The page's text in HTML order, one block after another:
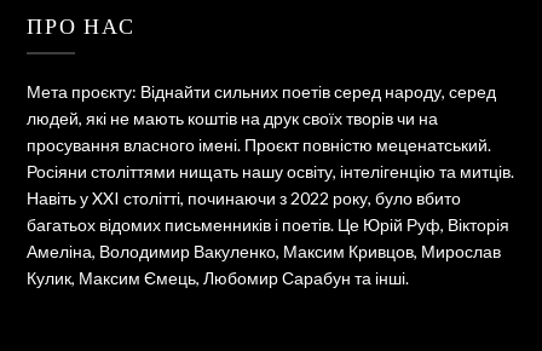
ПРО НАС
Мета проєкту: Віднайти сильних поетів серед народу, серед
людей, які не мають коштів на друк своїх творів чи на
просування власного імені. Проєкт повністю меценатський.
Росіяни століттями нищать нашу освіту, інтелігенцію та митців.
Навіть у XXI столітті, починаючи з 2022 року, було вбито
багатьох відомих письменників і поетів. Це Юрій Руф, Вікторія
Амеліна, Володимир Вакуленко, Максим Кривцов, Мирослав
Кулик, Максим Ємець, Любомир Сарабун та інші.